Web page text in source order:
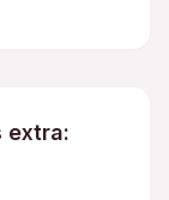
extra: